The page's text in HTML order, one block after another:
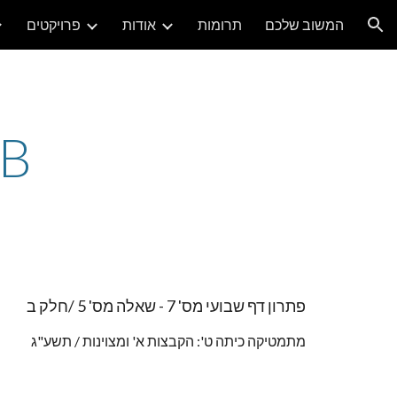
פרויקטים אודות תרומות המשוב שלכם
פתרון דף שבועי מס' 7 - שאלה מס' 5 /חלק ב
מתמטיקה כיתה ט': הקבצות א' ומצוינות / תשע"ג